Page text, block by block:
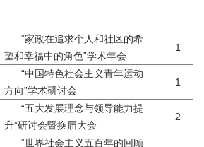
“家政在追求个人和社区的希
望和幸福中的角色”学术年会
1
“中国特色社会主义青年运动
方向”学术研讨会
1
“五大发展理念与领导能力提
升”研讨会暨换届大会
2
“世界社会主义五百年的回顾